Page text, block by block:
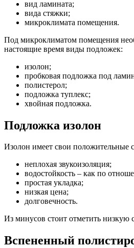
вид ламината;
вида стяжки;
микроклимата помещения.
Под микроклиматом помещения
настоящие время виды подложек:
изолон;
пробковая подложка под
полистерол;
подложка туплекс;
хвойная подложка.
Подложка изолон
Изолон имеет свои положительные
неплохая звукоизоляция;
водостойкость – как по
простая укладка;
низкая цена;
долговечность.
Из минусов стоит отметить низкую
Вспененный